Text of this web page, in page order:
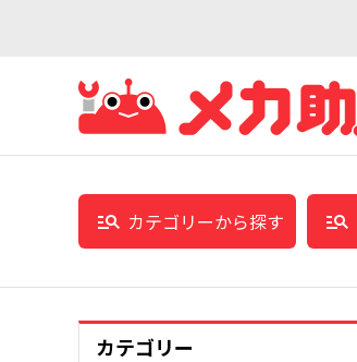
カテゴリーから探す
カテゴリー